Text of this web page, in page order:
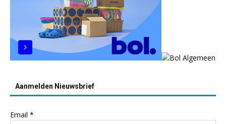
Aanmelden Nieuwsbrief
Email *